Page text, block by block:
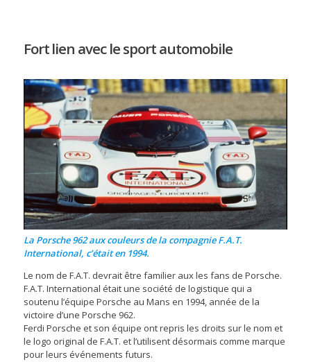
Fort lien avec le sport automobile
La Porsche 962 aux couleurs de la compagnie F.A.T.
International, c’était en 1994.
Le nom de F.A.T. devrait être familier aux les fans de Porsche.
F.A.T. International était une société de logistique qui a
soutenu l’équipe Porsche au Mans en 1994, année de la
victoire d’une Porsche 962.
Ferdi Porsche et son équipe ont repris les droits sur le nom et
le logo original de F.A.T. et l’utilisent désormais comme marque
pour leurs événements futurs.